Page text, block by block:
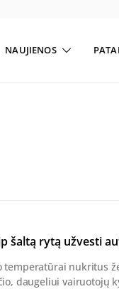
NAUJIENOS
šaltą rytą užvesti
temperatūrai nukritus
daugeliui vairuotojų